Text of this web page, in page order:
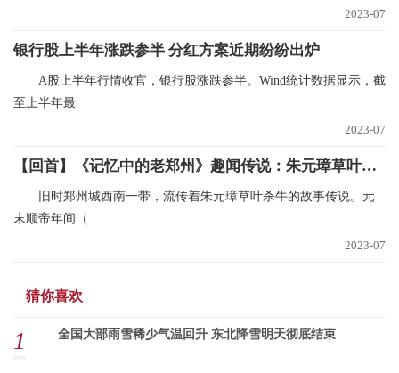
2023-07
银行股上半年涨跌参半 分红方案近期纷纷出炉
A股上半年行情收官，银行股涨跌参半。Wind统计数据显示，截
至上半年最
2023-07
【回首】《记忆中的老郑州》趣闻传说：朱元璋草叶杀牛 当前看点
旧时郑州城西南一带，流传着朱元璋草叶杀牛的故事传说。元
末顺帝年间（
2023-07
猜你喜欢
1 全国大部雨雪稀少气温回升 东北降雪明天彻底结束